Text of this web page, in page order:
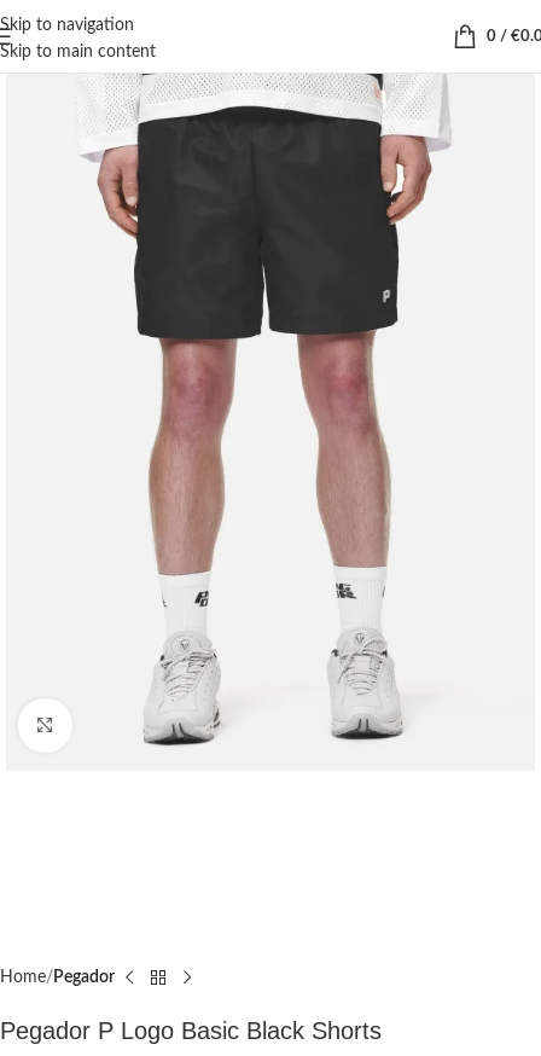
Skip to navigation
Skip to main content
0 / €
Click to enlarge
Home Pegador​
Pegador P Logo Basic Black Shorts